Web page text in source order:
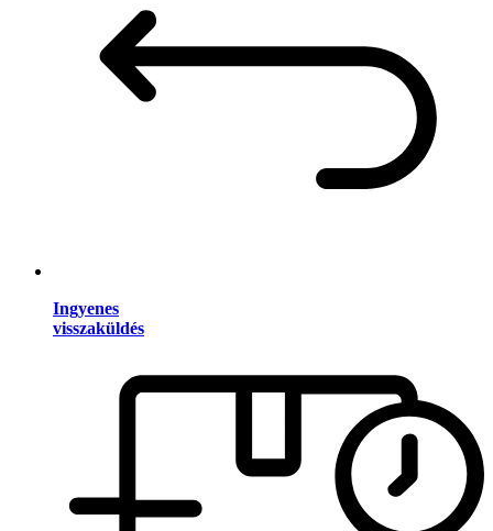
Ingyenes
visszaküldés